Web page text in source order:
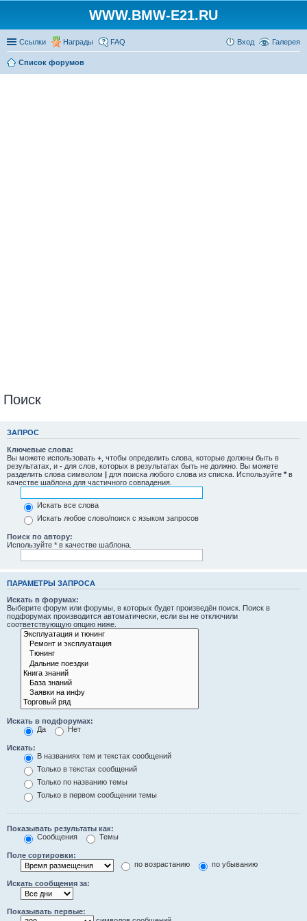
WWW.BMW-E21.RU
Ссылки Награды Галерея
FAQ Вход
Список форумов
Поиск
ЗАПРОС
Ключевые слова:
Вы можете использовать + , чтобы определить слова, которые должны быть в
результатах, и - для слов, которых в результатах быть не должно. Вы можете
разделить слова символом | для поиска любого слова из списка. Используйте * в
качестве шаблона для частичного совпадения.
Искать все слова
Искать любое слово/поиск с языком запросов
Поиск по автору:
Используйте * в качестве шаблона.
ПАРАМЕТРЫ ЗАПРОСА
Искать в форумах:
Выберите форум или форумы, в которых будет произведён поиск. Поиск в
подфорумах производится автоматически, если вы не отключили
соответствующую опцию ниже.
Искать в подфорумах:
Да
Нет
Искать:
В названиях тем и текстах сообщений
Только в текстах сообщений
Только по названию темы
Только в первом сообщении темы
Показывать результаты как:
Сообщения
Темы
Поле сортировки:
по возрастанию
по убыванию
Искать сообщения за:
Показывать первые: